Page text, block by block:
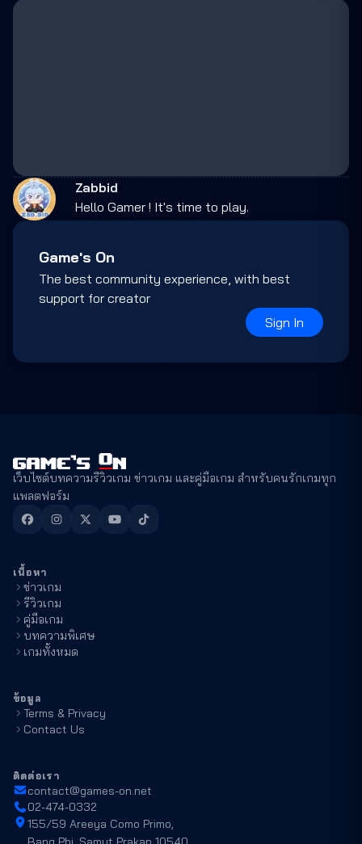
Zabbid
Hello Gamer ! It's time to play.
Game's On
The best community experience, with best
support for creator
Sign In
เว็บไซต์บทความรีวิวเกม ข่าวเกม และคู่มือเกม สำหรับคนรักเกมทุก
แพลตฟอร์ม
เนื้อหา
ข่าวเกม
รีวิวเกม
คู่มือเกม
บทความพิเศษ
เกมทั้งหมด
ข้อมูล
Terms & Privacy
Contact Us
ติดต่อเรา
contact@games-on.net
02-474-0332
155/59 Areeya Como Primo,